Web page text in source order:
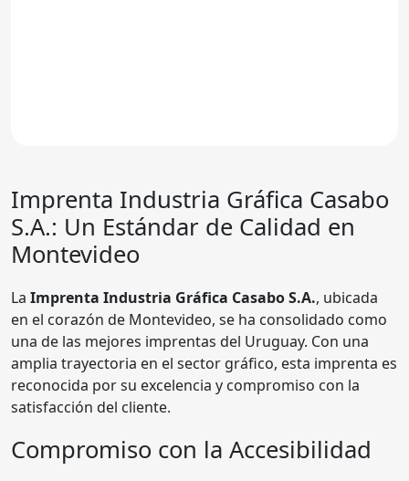
Imprenta Industria Gráfica Casabo
S.A.: Un Estándar de Calidad en
Montevideo
La Imprenta Industria Gráfica Casabo S.A., ubicada
en el corazón de Montevideo, se ha consolidado como
una de las mejores imprentas del Uruguay. Con una
amplia trayectoria en el sector gráfico, esta imprenta es
reconocida por su excelencia y compromiso con la
satisfacción del cliente.
Compromiso con la Accesibilidad